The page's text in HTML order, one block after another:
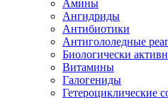
Амины
Ангидриды
Антибиотики
Антигололедные
Биологически
Витамины
Галогениды
Гетероциклические